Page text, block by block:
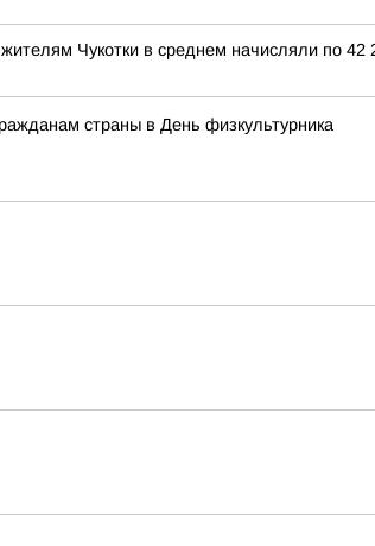
Чукотки в среднем начисляли по
страны в День физкультурника